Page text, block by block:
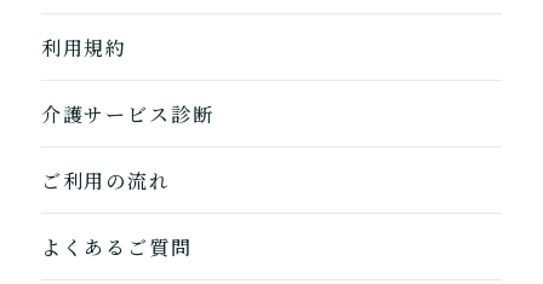
利用規約
介護サービス診断
ご利用の流れ
よくあるご質問